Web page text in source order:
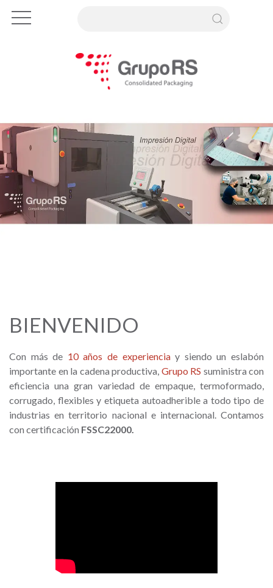
BIENVENIDO
Con más de 10 años de experienciay siendo un eslabón
importante en la cadena productiva, Grupo RS suministra con
eficiencia una gran variedad de empaque, termoformado,
corrugado, flexibles y etiqueta autoadherible a todo tipo de
industrias en territorio nacional e internacional. Contamos
con certificación FSSC22000.